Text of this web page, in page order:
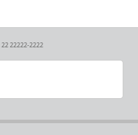
22 22222-2222